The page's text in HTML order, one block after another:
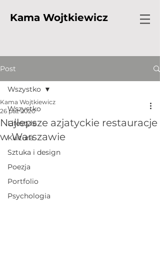
Kama Wojtkiewicz
Post
Wszystko
Lifestyle
Kultura
Sztuka i design
Poezja
Portfolio
Psychologia
Wszystko
Najlepsze azjatyckie restauracje
w Warszawie
Kama Wojtkiewicz
26 paź 2020